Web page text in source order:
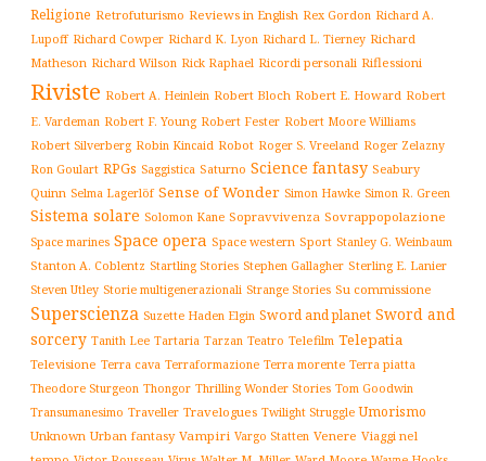
Religione Retrofuturismo Reviews in English Rex Gordon Richard A.
Lupoff Richard Cowper Richard K. Lyon Richard L. Tierney Richard
Matheson Richard Wilson Rick Raphael Ricordi personali Riflessioni
Riviste Robert A. Heinlein Robert Bloch Robert E. Howard Robert
E. Vardeman Robert F. Young Robert Fester Robert Moore Williams
Robert Silverberg Robin Kincaid Robot Roger S. Vreeland Roger Zelazny
Ron Goulart RPGs Saggistica Saturno Science fantasy Seabury
Quinn Selma Lagerlöf Sense of Wonder Simon Hawke Simon R. Green
Sistema solare Solomon Kane Sopravvivenza Sovrappopolazione
Space marines Space opera Space western Sport Stanley G. Weinbaum
Stanton A. Coblentz Startling Stories Stephen Gallagher Sterling E. Lanier
Steven Utley Storie multigenerazionali Strange Stories Su commissione
Superscienza Suzette Haden Elgin Sword and planet Sword and
sorcery Tanith Lee Tartaria Tarzan Teatro Telefilm Telepatia
Televisione Terra cava Terraformazione Terra morente Terra piatta
Theodore Sturgeon Thongor Thrilling Wonder Stories Tom Goodwin
Transumanesimo Traveller Travelogues Twilight Struggle Umorismo
Unknown Urban fantasy Vampiri Vargo Statten Venere Viaggi nel